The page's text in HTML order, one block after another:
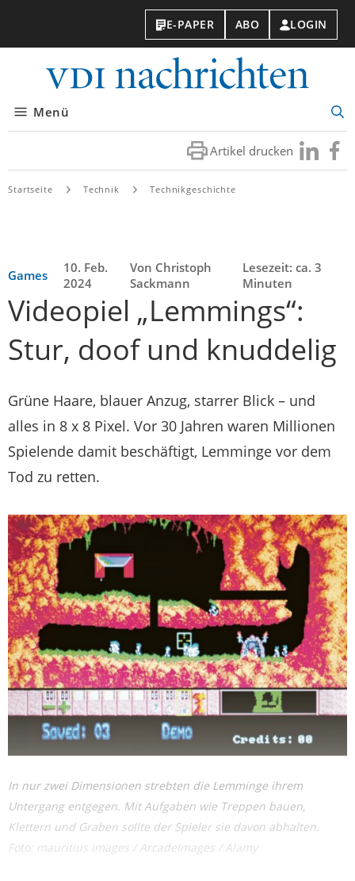
E-PAPER ABO LOGIN
Menü
Artikel drucken Besuchen
Sie
Sie
Startseite Technik Technikgeschichte
Games
10. Feb.
2024
Von Christoph
Sackmann
Lesezeit: ca. 3
Minuten
Videopiel „Lemmings“:
Stur, doof und knuddelig
Grüne Haare, blauer Anzug, starrer Blick – und
alles in 8 x 8 Pixel. Vor 30 Jahren waren Millionen
Spielende damit beschäftigt, Lemminge vor dem
Tod zu retten.
In nur zwei Dimensionen strebten die Lemminge ihrem
Untergang entgegen. Mit Aufgaben wie Treppen bauen,
Klettern und Graben sollte der Spieler sie davon abhalten.
Foto: mauritius images / ArcadeImages / Alamy